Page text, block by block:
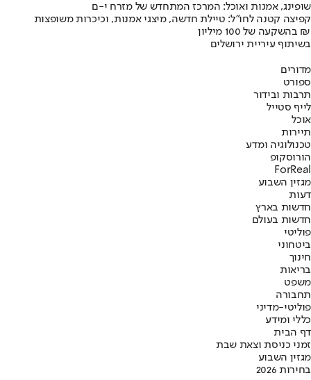
שופינג, אמנות ואוכל: המרכז המתחדש של מזרח י-ם
קפיצה קטנה לחו"ל: טיילת חדשה, מיצגי אמנות, וכיכרות משופצות
בהשקעה של 100 מיליון ₪
בשיתוף עיריית ירושלים
מדורים
ספורט
תרבות ובידור
לייף סטייל
אוכל
תיירות
טכנולוגיה ומדע
הורוסקופ
ForReal
מגזין השבוע
דעות
חדשות בארץ
חדשות בעולם
פוליטי
ביטחוני
חינוך
בריאות
משפט
תחבורה
פוליטי-מדיני
כללי ומידע
דף הבית
זמני כניסת וצאת שבת
מגזין השבוע
בחירות 2026